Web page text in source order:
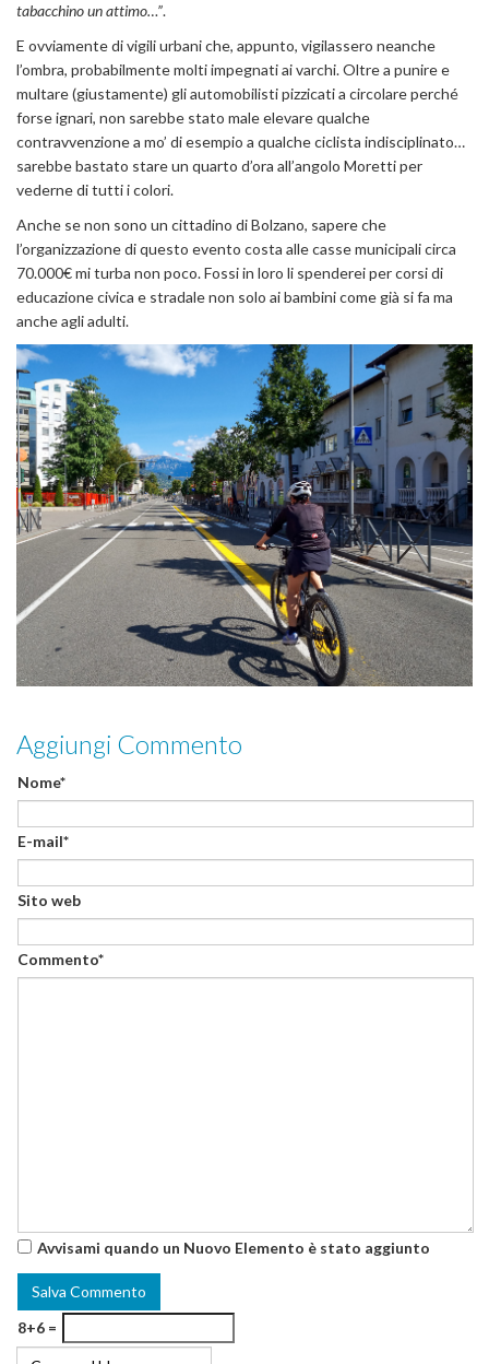
tabacchino un attimo…”.
E ovviamente di vigili urbani che, appunto, vigilassero neanche
l’ombra, probabilmente molti impegnati ai varchi. Oltre a punire e
multare (giustamente) gli automobilisti pizzicati a circolare perché
forse ignari, non sarebbe stato male elevare qualche
contravvenzione a mo’ di esempio a qualche ciclista indisciplinato…
sarebbe bastato stare un quarto d’ora all’angolo Moretti per
vederne di tutti i colori.
Anche se non sono un cittadino di Bolzano, sapere che
l’organizzazione di questo evento costa alle casse municipali circa
70.000€ mi turba non poco. Fossi in loro li spenderei per corsi di
educazione civica e stradale non solo ai bambini come già si fa ma
anche agli adulti.
Aggiungi Commento
Nome*
E-mail*
Sito web
Commento*
Avvisami quando un Nuovo Elemento è stato aggiunto
8+6 =